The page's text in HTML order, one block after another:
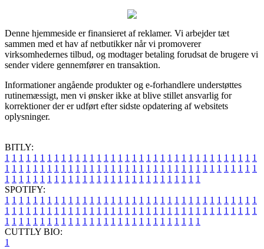
Denne hjemmeside er finansieret af reklamer. Vi arbejder tæt
sammen med et hav af netbutikker når vi promoverer
virksomhedernes tilbud, og modtager betaling forudsat de brugere vi
sender videre gennemfører en transaktion.
Informationer angående produkter og e-forhandlere understøttes
rutinemæssigt, men vi ønsker ikke at blive stillet ansvarlig for
korrektioner der er udført efter sidste opdatering af websitets
oplysninger.
BITLY:
1 1 1 1 1 1 1 1 1 1 1 1 1 1 1 1 1 1 1 1 1 1 1 1 1 1 1 1 1 1 1 1 1 1 1 1
1 1 1 1 1 1 1 1 1 1 1 1 1 1 1 1 1 1 1 1 1 1 1 1 1 1 1 1 1 1 1 1 1 1 1 1
1 1 1 1 1 1 1 1 1 1 1 1 1 1 1 1 1 1 1 1 1 1 1 1 1 1 1 1
SPOTIFY:
1 1 1 1 1 1 1 1 1 1 1 1 1 1 1 1 1 1 1 1 1 1 1 1 1 1 1 1 1 1 1 1 1 1 1 1
1 1 1 1 1 1 1 1 1 1 1 1 1 1 1 1 1 1 1 1 1 1 1 1 1 1 1 1 1 1 1 1 1 1 1 1
1 1 1 1 1 1 1 1 1 1 1 1 1 1 1 1 1 1 1 1 1 1 1 1 1 1 1 1
CUTTLY BIO:
1